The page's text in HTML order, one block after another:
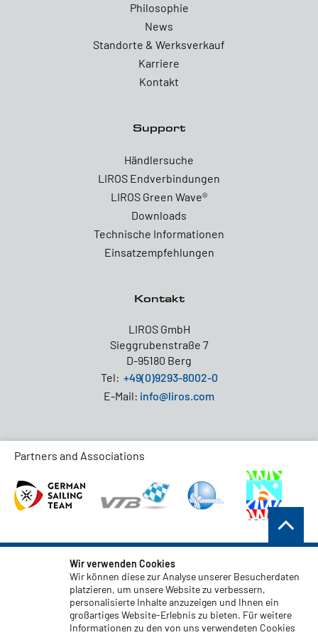
Philosophie
News
Standorte & Werksverkauf
Karriere
Kontakt
Support
Händlersuche
LIROS Endverbindungen
LIROS Green Wave®
Downloads
Technische Informationen
Einsatzempfehlungen
Kontakt
LIROS GmbH
Sieggrubenstraße 7
D-95180 Berg
Tel: +49(0)9293-8002-0
E-Mail: info@liros.com
Partners and Associations
AGB
Datenschutz
Haftungsauschluss
Impressum
Wir verwenden Cookies
Wir können diese zur Analyse unserer Besucherdaten
platzieren, um unsere Website zu verbessern,
personalisierte Inhalte anzuzeigen und Ihnen ein
großartiges Website-Erlebnis zu bieten. Für weitere
Informationen zu den von uns verwendeten Cookies